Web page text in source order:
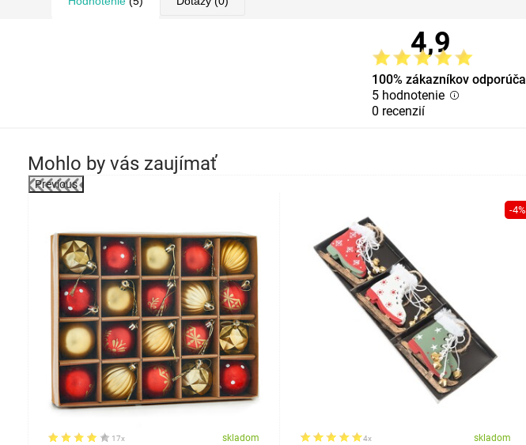
4,9
100% zákazníkov odporúča
5 hodnotenie
0 recenzií
Mohlo by vás zaujímať
Previous
17x skladom
-4%
4x skladom